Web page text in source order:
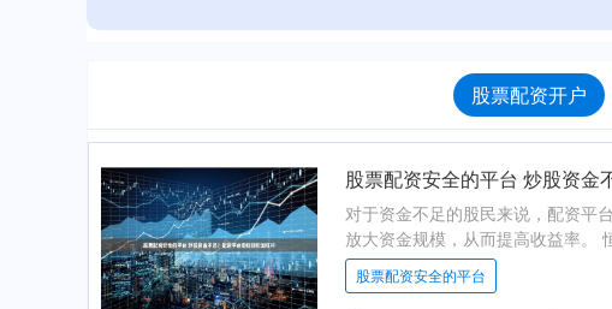
股票配资开户
股票配资安全的平台 炒股资金
对于资金不足的股民来说，配资平
放大资金规模，从而提高收益率。
股票配资安全的平台